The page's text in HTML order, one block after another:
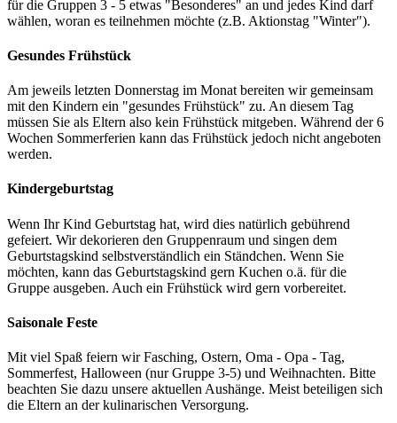
für die Gruppen 3 - 5 etwas "Besonderes" an und jedes Kind darf
wählen, woran es teilnehmen möchte (z.B. Aktionstag "Winter").
Gesundes Frühstück
Am jeweils letzten Donnerstag im Monat bereiten wir gemeinsam
mit den Kindern ein "gesundes Frühstück" zu. An diesem Tag
müssen Sie als Eltern also kein Frühstück mitgeben. Während der 6
Wochen Sommerferien kann das Frühstück jedoch nicht angeboten
werden.
Kindergeburtstag
Wenn Ihr Kind Geburtstag hat, wird dies natürlich gebührend
gefeiert. Wir dekorieren den Gruppenraum und singen dem
Geburtstagskind selbstverständlich ein Ständchen. Wenn Sie
möchten, kann das Geburtstagskind gern Kuchen o.ä. für die
Gruppe ausgeben. Auch ein Frühstück wird gern vorbereitet.
Saisonale Feste
Mit viel Spaß feiern wir Fasching, Ostern, Oma - Opa - Tag,
Sommerfest, Halloween (nur Gruppe 3-5) und Weihnachten. Bitte
beachten Sie dazu unsere aktuellen Aushänge. Meist beteiligen sich
die Eltern an der kulinarischen Versorgung.